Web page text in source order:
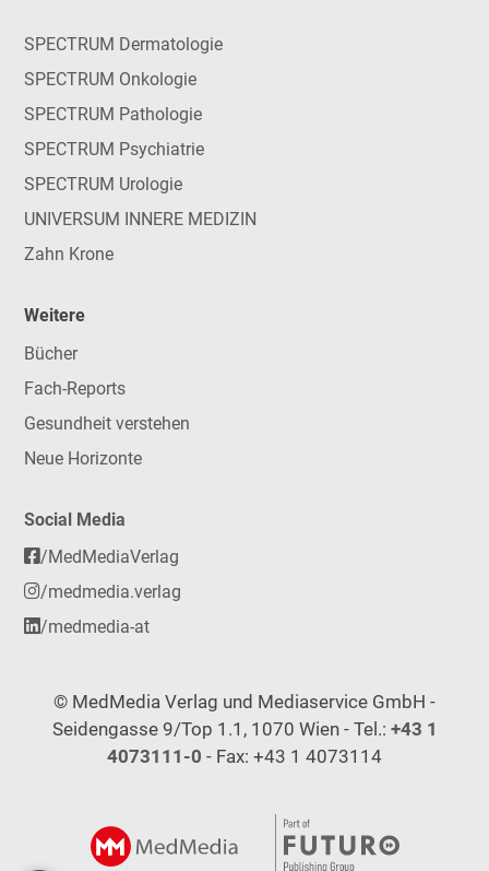
SPECTRUM Dermatologie
SPECTRUM Onkologie
SPECTRUM Pathologie
SPECTRUM Psychiatrie
SPECTRUM Urologie
UNIVERSUM INNERE MEDIZIN
Zahn Krone
Weitere
Bücher
Fach-Reports
Gesundheit verstehen
Neue Horizonte
Social Media
/MedMediaVerlag
/medmedia.verlag
/medmedia-at
© MedMedia Verlag und Mediaservice GmbH -
Seidengasse 9/Top 1.1, 1070 Wien - Tel.: +43 1
4073111-0 - Fax: +43 1 4073114